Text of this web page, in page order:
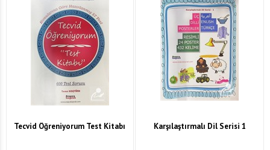
Tecvid Öğreniyorum Test Kitabı Karşılaştırmalı Dil Serisi 1